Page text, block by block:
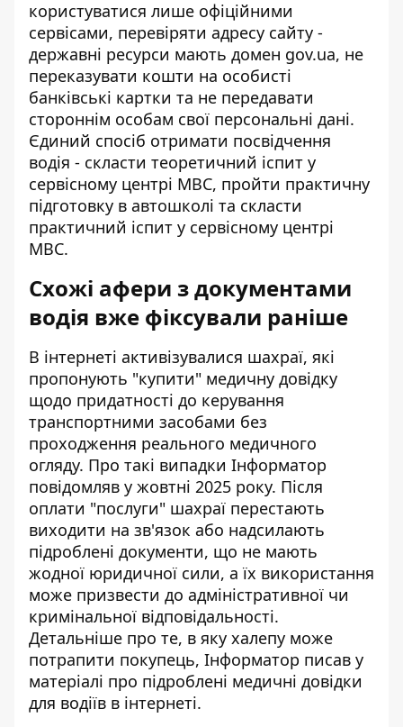
користуватися лише офіційними
сервісами, перевіряти адресу сайту -
державні ресурси мають домен gov.ua, не
переказувати кошти на особисті
банківські картки та не передавати
стороннім особам свої персональні дані.
Єдиний спосіб отримати посвідчення
водія - скласти теоретичний іспит у
сервісному центрі МВС, пройти практичну
підготовку в автошколі та скласти
практичний іспит у сервісному центрі
МВС.
Схожі афери з документами
водія вже фіксували раніше
В інтернеті активізувалися шахраї, які
пропонують "купити" медичну довідку
щодо придатності до керування
транспортними засобами без
проходження реального медичного
огляду. Про такі випадки Інформатор
повідомляв у жовтні 2025 року. Після
оплати "послуги" шахраї перестають
виходити на зв'язок або надсилають
підроблені документи, що не мають
жодної юридичної сили, а їх використання
може призвести до адміністративної чи
кримінальної відповідальності.
Детальніше про те, в яку халепу може
потрапити покупець, Інформатор писав у
матеріалі про підроблені медичні довідки
для водіїв в інтернеті.